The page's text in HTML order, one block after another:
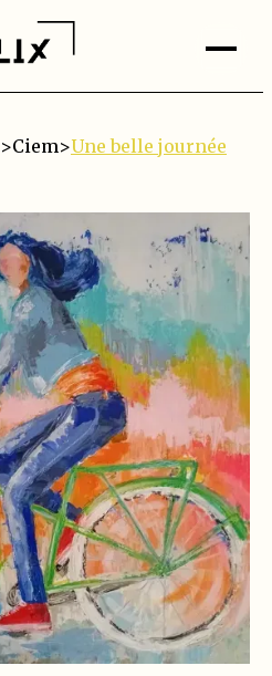
>Ciem>Une belle journée